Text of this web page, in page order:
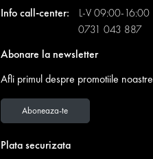
Info call-center:
L-V 09:00-16:00
0731 043 887
Abonare la newsletter
Afli primul despre promotiile noastre
Aboneaza-te
Plata securizata